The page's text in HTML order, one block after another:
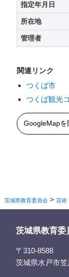
指定年月日
所在地
管理者
関連リンク
つくば市
つくば観光
GoogleMapを
茨城県教育委員会 >芸術
茨城県教育委
〒310-8588
茨城県水戸市